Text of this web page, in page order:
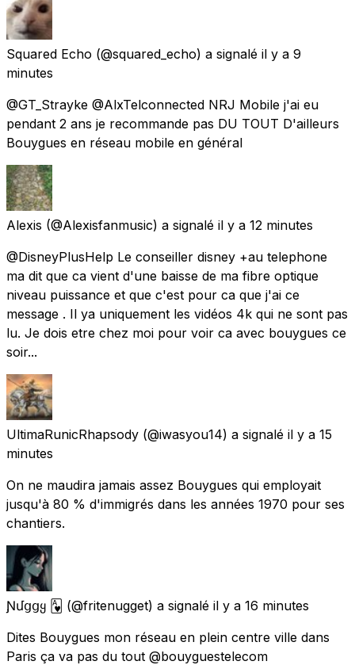
Squared Echo (@squared_echo) a signalé il y a 9
minutes
@GT_Strayke @AlxTelconnected NRJ Mobile j'ai eu
pendant 2 ans je recommande pas DU TOUT D'ailleurs
Bouygues en réseau mobile en général
Alexis (@Alexisfanmusic) a signalé il y a 12 minutes
@DisneyPlusHelp Le conseiller disney +au telephone
ma dit que ca vient d'une baisse de ma fibre optique
niveau puissance et que c'est pour ca que j'ai ce
message . Il ya uniquement les vidéos 4k qui ne sont pas
lu. Je dois etre chez moi pour voir ca avec bouygues ce
soir...
UltimaRunicRhapsody (@iwasyou14) a signalé il y a 15
minutes
On ne maudira jamais assez Bouygues qui employait
jusqu'à 80 % d'immigrés dans les années 1970 pour ses
chantiers.
Ɲմցցყ 🂱 (@fritenugget) a signalé il y a 16 minutes
Dites Bouygues mon réseau en plein centre ville dans
Paris ça va pas du tout @bouyguestelecom